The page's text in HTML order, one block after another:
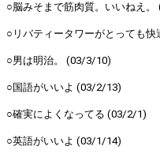
○脳みそまで筋肉質。いいねえ
○リバティータワーがとっても
○男は明治。 (03/3/10)
○国語がいいよ (03/2/13)
○確実によくなってる (03/2/1)
○英語がいいよ (03/1/14)